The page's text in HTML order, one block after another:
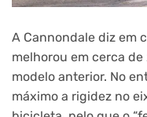
A Cannondale diz em
melhorou em cerca de
modelo anterior. No
máximo a rigidez no